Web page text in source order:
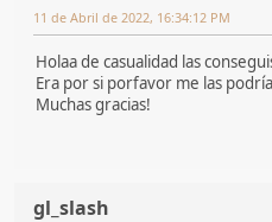
11 de Abril de 2022, 16:34:12 PM
Holaa de casualidad las
Era por si porfavor me las
Muchas gracias!
gl_slash